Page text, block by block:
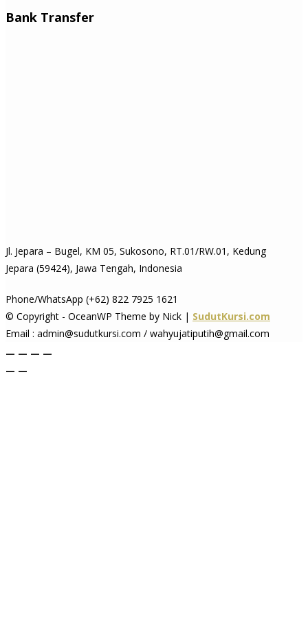
Bank Transfer
Jl. Jepara – Bugel, KM 05, Sukosono, RT.01/RW.01, Kedung
Jepara (59424), Jawa Tengah, Indonesia
Phone/WhatsApp (+62) 822 7925 1621
© Copyright - OceanWP Theme by Nick | SudutKursi.com
Email : admin@sudutkursi.com / wahyujatiputih@gmail.com